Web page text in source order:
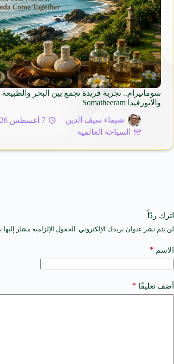
سوماتيرام.. تجربة فريدة تجمع بين البحر والطبيعة
والآيورفيدا Somatheeram
شيماء سيف الدين
7 أغسطس 2026
السياحة العالمية
اترك ردّاً
لن يتم نشر عنوان بريدك الإلكتروني. الحقول الإلزامية مشار إليها
الاسم *
أضف تعليقًا *
A
t
e
a
t